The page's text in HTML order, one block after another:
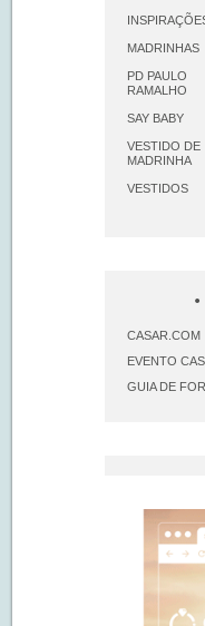
MADRINHAS
PD PAULO
RAMALHO
SAY BABY
VESTIDO DE
MADRINHA
VESTIDOS
CASAR.COM
EVENTO
GUIA DE